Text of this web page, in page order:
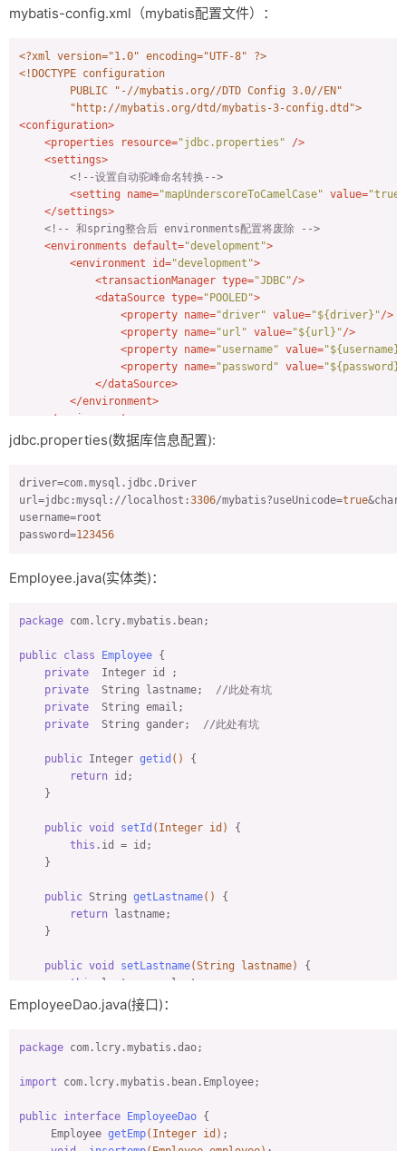
mybatis-config.xml（mybatis配置文件）：
<?xml version="1.0" encoding="UTF-8" ?>
<!DOCTYPE configuration
PUBLIC
"-//mybatis.org//DTD Config 3.0//EN"
"http://mybatis.org/dtd/mybatis-3-config.dtd">
<configuration>
<properties resource="jdbc.properties" />
<settings>
<!--设置自动驼峰命名转换-->
<setting name="mapUnderscoreToCamelCase" value="true"
</settings>
<!-- 和spring整合后 environments配置将废除 -->
<environments default="development">
<environment id="development">
<transactionManager type="JDBC"/>
<dataSource type="POOLED">
<property name="driver" value="${driver}"/>
<property name="url" value="${url}"/>
<property name="username" value="${username}"
<property name="password" value="${password}"
</dataSource>
</environment>
</ environments
<mappers>
</ mappers>
</ configuration>
jdbc.properties(数据库信息配置):
driver
url =jdbc:mysql://localhost:3306/mybatis?useUnicode=true
username
password=123456
Employee.java(实体类)：
package com.lcry.mybatis.bean;
public class Employee {
private
  Integer id ;
private
  String lastname;
//此处有坑
private
  String email;
private
  String gander;
//此处有坑
public Integer getid ()
{
return id;
    }
public void setId (Integer id)
{
this .id = id;
    }
public String getLastname()
{
return lastname;
    }
public void setLastname(String lastname)
{
this
.lastname = lastname;
    }
return email;
this .email = email;
EmployeeDao.java(接口)：
package com.lcry.mybatis.dao;
import com.lcry.mybatis.bean.Employee;
public interface EmployeeDao {
Employee getEmp(Integer id) ;